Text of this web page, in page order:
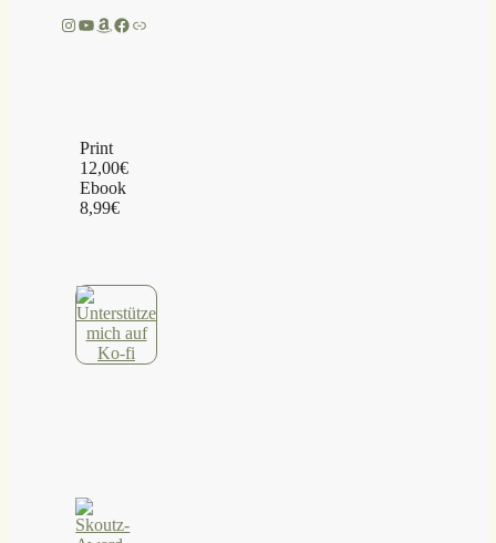
Instagram
YouTube
Amazon
Facebook
Link
Print
12,00€
Ebook
8,99€